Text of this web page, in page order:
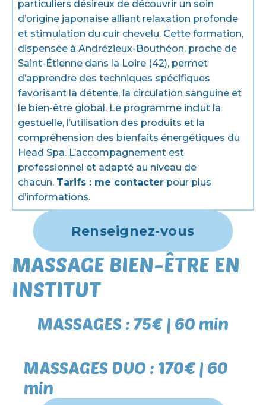
particuliers désireux de découvrir un soin
d’origine japonaise alliant relaxation profonde
et stimulation du cuir chevelu. Cette formation,
dispensée à Andrézieux-Bouthéon, proche de
Saint-Étienne dans la Loire (42), permet
d’apprendre des techniques spécifiques
favorisant la détente, la circulation sanguine et
le bien-être global. Le programme inclut la
gestuelle, l’utilisation des produits et la
compréhension des bienfaits énergétiques du
Head Spa. L’accompagnement est
professionnel et adapté au niveau de
chacun. Tarifs : me contacter pour plus
d’informations.
Renseignez-vous
MASSAGE BIEN-ÊTRE EN
INSTITUT
MASSAGES : 75€ | 60 min
MASSAGES DUO : 170€ | 60
min